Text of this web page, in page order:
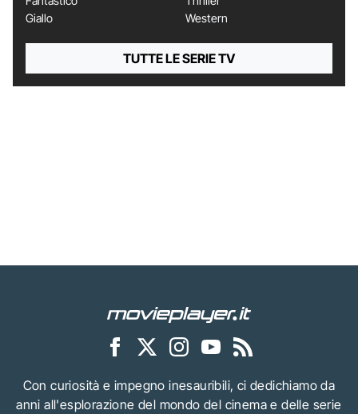
Giallo
Western
TUTTE LE SERIE TV
Con curiosità e impegno inesauribili, ci dedichiamo da
anni all'esplorazione del mondo del cinema e delle serie